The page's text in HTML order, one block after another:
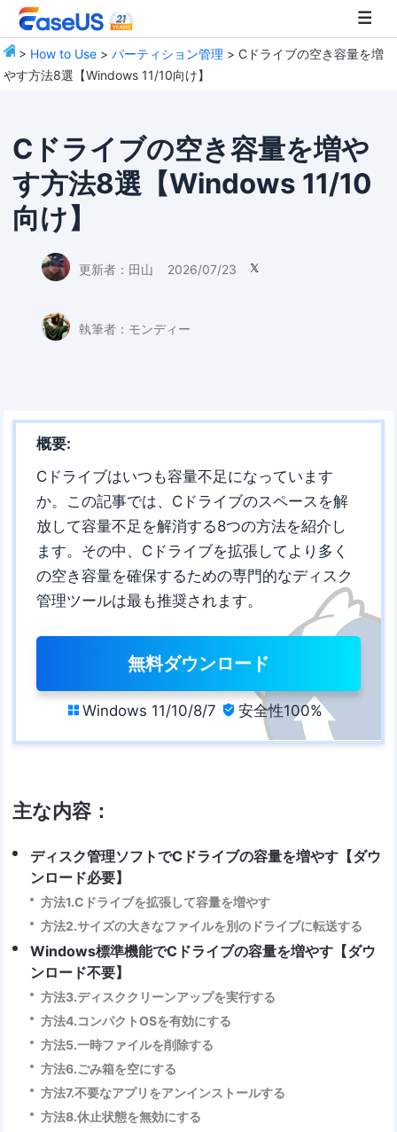
> How to Use >パーティション管理 > Cドライブの空き容量を増
やす方法8選【Windows 11/10向け】
Cドライブの空き容量を増や
す方法8選【Windows 11/10
向け】
更新者： 田山 2026/07/23 
執筆者： モンディー
概要:
Cドライブはいつも容量不足になっています
か。この記事では、Cドライブのスペースを解
放して容量不足を解消する8つの方法を紹介し
ます。その中、Cドライブを拡張してより多く
の空き容量を確保するための専門的なディスク
管理ツールは最も推奨されます。
無料ダウンロード
 Windows 11/10/8/7  安全性100%
主な内容：
ディスク管理ソフトでCドライブの容量を増やす【ダウ
ンロード必要】
方法1.Cドライブを拡張して容量を増やす
方法2.サイズの大きなファイルを別のドライブに転送する
Windows標準機能でCドライブの容量を増やす【ダウ
ンロード不要】
方法3.ディスククリーンアップを実行する
方法4.コンパクトOSを有効にする
方法5.一時ファイルを削除する
方法6.ごみ箱を空にする
方法7.不要なアプリをアンインストールする
方法8.休止状態を無効にする